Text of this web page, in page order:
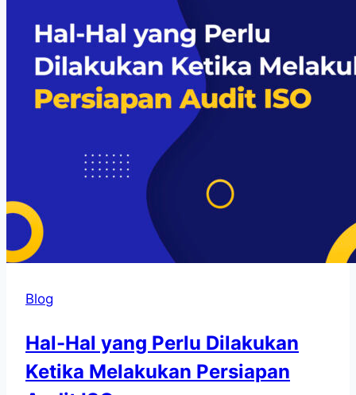
Blog
Hal-Hal yang Perlu Dilakukan
Ketika Melakukan Persiapan